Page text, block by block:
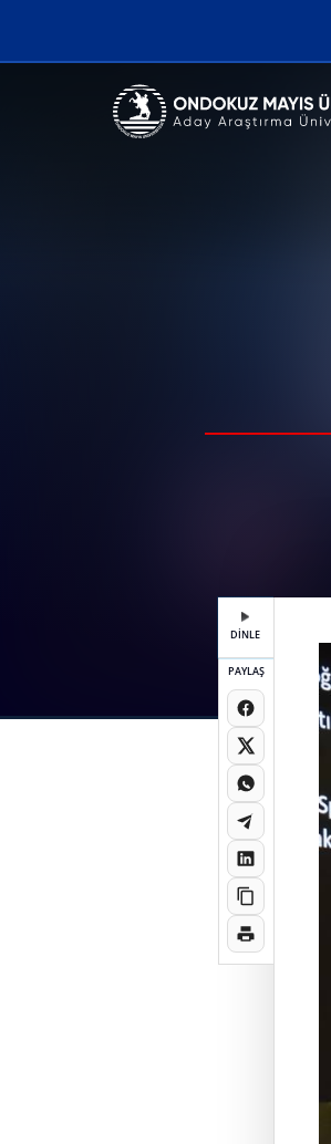
PAYLAŞ
DİNLE